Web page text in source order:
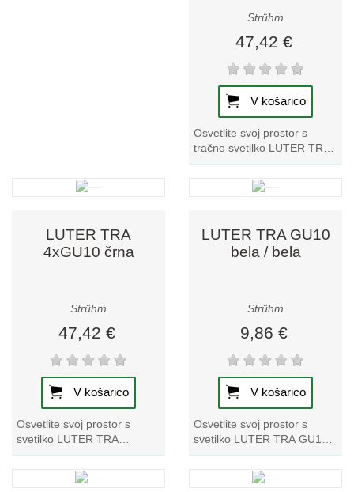
Strühm
47,42 €
V košarico
Osvetlite svoj prostor s
tračno svetilko LUTER TRA
4xGU10 bela, ki izstopa v
naši zbirki tračnih svetilk.
LUTER TRA
4xGU10 črna
Strühm
47,42 €
V košarico
Osvetlite svoj prostor s
svetilko LUTER TRA
4xGU10 črne barve. Ta
edinstvena tračna svetilka
ponuja elegantno obliko...
LUTER TRA GU10
bela / bela
Strühm
9,86 €
V košarico
Osvetlite svoj prostor s
svetilko LUTER TRA GU10 v
beli barvi. Ta edinstvena
tračna svetilka ponuja
elegantno obliko...